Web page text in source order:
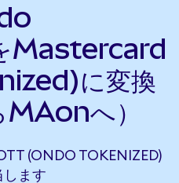
Mastercard
に変換
MAonへ）
(ONDO TOKENIZED)
ます